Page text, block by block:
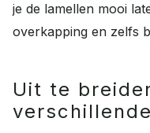
je de lamellen mooi
overkapping en zelfs
Uit te